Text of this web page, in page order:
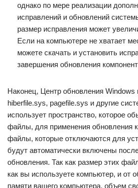
однако по мере реализации
исправлений и обновлений
размер исправления может
Если на компьютере не хватает
можете скачать и установить
завершения обновления
Наконец, Центр обновления Windows
hiberfile.sys, pagefile.sys и другие
использует пространство, которое
файлы, для применения обновления
файлы, которые отключаются для
будут автоматически включены
обновления. Так как размер этих
как вы используете компьютер, и от
памяти вашего компьютера, объем